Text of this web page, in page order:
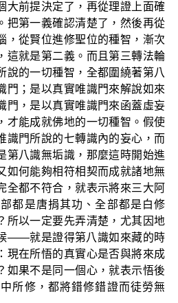
大前提決定了，再從理證上面確
把第一義確認清楚了，然後再從
，從賢位進修聖位的種智，漸次
這就是第二義。而且第三轉法輪
說的一切種智，全都圍繞著第八
門；是以真實唯識門來解說如來
門，是以真實唯識門來函蓋虛妄
才能成就佛地的一切種智。假使
識門所說的七轉識內的妄心，而
第八識無垢識，那麼這時開始進
如何能夠相符相契而成就諸地無
全都不符合，就表示將來三大阿
都是唐捐其功、全部都是白修
所以一定要先弄清楚，尤其因地
——就是證得第八識如來藏的時
現在所悟的真實心是否與將來成
如果不是同一個心，就表示悟後
所修，都將錯修錯證而徒勞無